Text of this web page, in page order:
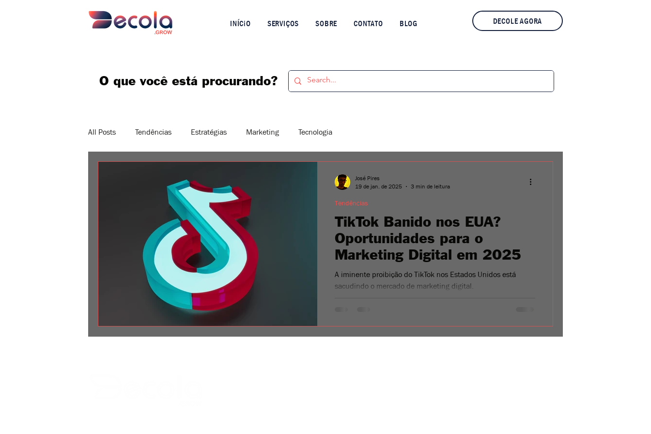
INÍCiO SERVIÇOS SOBRE CONTATO BLOG DECOLE AGORA
O que você está procurando?
All Posts Tendências Estratégias Marketing Tecnologia
TikTok Banido nos EUA?
Oportunidades para o
Marketing Digital em 2025
A iminente proibição do TikTok nos Estados Unidos está
sacudindo o mercado de marketing digital.
Tendências
José Pires
19 de jan. de 2025
3 min de leitura